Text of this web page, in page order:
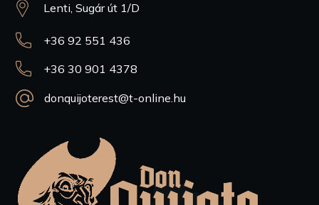
Lenti, Sugár út 1/D
+36 92 551 436
+36 30 901 4378
donquijoterest@t-online.hu